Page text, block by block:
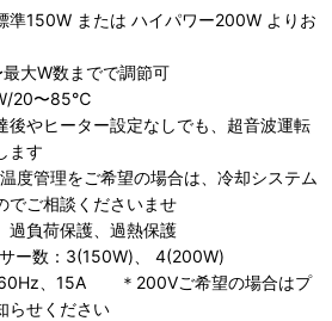
準150W または ハイパワー200W よりお
大W数までで調節可
20〜85℃
やヒーター設定なしでも、超音波運転
ます
管理をご希望の場合は、冷却システム
でご相談くださいませ
過負荷保護、過熱保護
ー数：3(150W)、 4(200W)
60Hz、15A ＊200Vご希望の場合はプ
らせください